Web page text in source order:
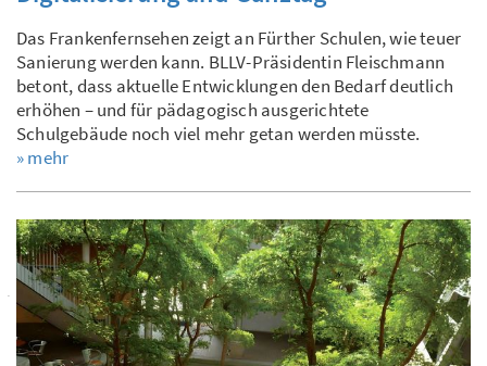
Das Frankenfernsehen zeigt an Fürther Schulen, wie teuer
Sanierung werden kann. BLLV-Präsidentin Fleischmann
betont, dass aktuelle Entwicklungen den Bedarf deutlich
erhöhen – und für pädagogisch ausgerichtete
Schulgebäude noch viel mehr getan werden müsste.
» mehr